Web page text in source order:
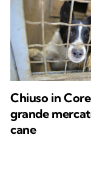
Chiuso in
grande
cane